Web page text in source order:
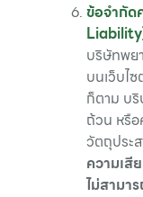
ข้อจำกั
บริษัทพย
บนเว็บไ
ก็ตาม บ
ถ้วน หรือ
วัตถุประ
ความเสี
ไม่สามา